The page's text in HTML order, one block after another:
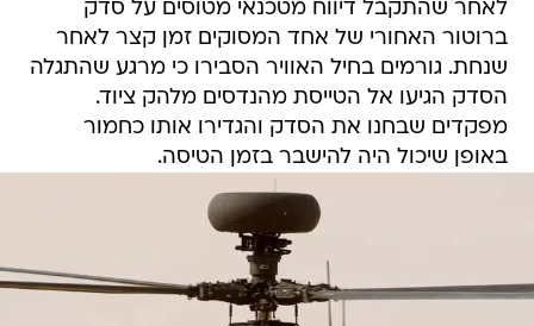
לאחר שהתקבל דיווח מטכנאי מטוסים על סדק
ברוטור האחורי של אחד המסוקים זמן קצר לאחר
שנחת. גורמים בחיל האוויר הסבירו כי מרגע שהתגלה
הסדק הגיעו אל הטייסת מהנדסים מלהק ציוד.
מפקדים שבחנו את הסדק והגדירו אותו כחמור
באופן שיכול היה להישבר בזמן הטיסה.